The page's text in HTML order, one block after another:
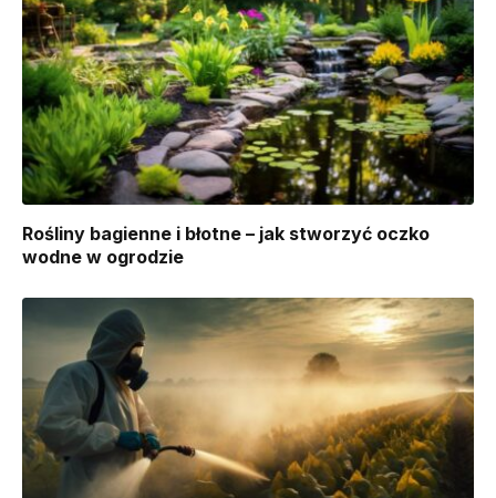
Rośliny bagienne i błotne – jak stworzyć oczko
wodne w ogrodzie